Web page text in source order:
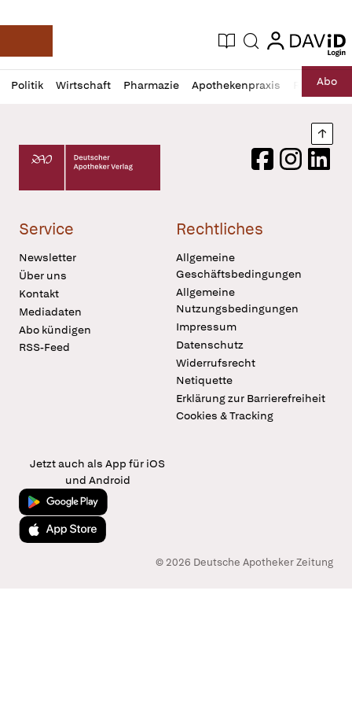
Deutsche Apotheker Zeitung
Aktuelle Ausgabe
Suche login
login
Politik Wirtschaft Pharmazie Apothekenpraxis RechtAbo
Profil
öffnen
Daz
Pur
Deutscher Apotheker Verlag Logo
FacebookInstagram
Service
Newsletter
Über uns
Kontakt
Mediadaten
Abo kündigen
RSS-Feed
Rechtliches
Allgemeine
Geschäftsbedingungen
Allgemeine
Nutzungsbedingungen
Impressum
Datenschutz
Widerrufsrecht
Netiquette
Erklärung zur Barrierefreiheit
Cookies & Tracking
Jetzt auch als App für iOS
und Android
Jetzt bei Google Play
Laden im App Store
© 2026 Deutsche Apotheker Zeitung